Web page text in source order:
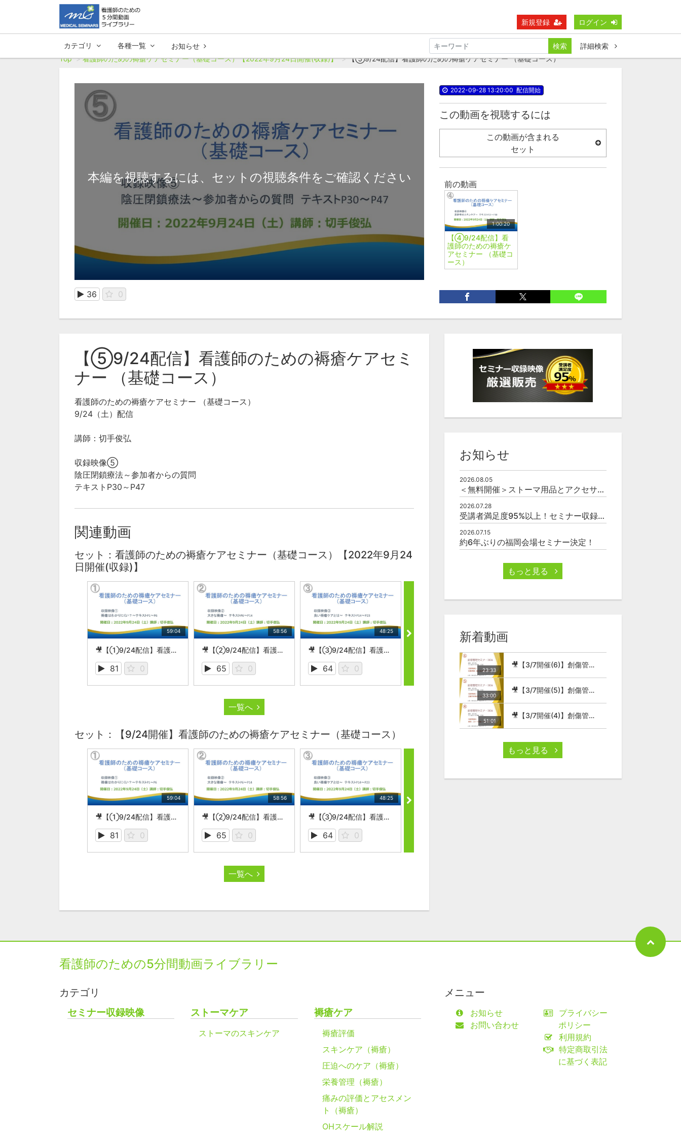
新規登録 ログイン
カテゴリ 各種一覧 お知らせ 検索
詳細検索
Top
看護師のための褥瘡ケアセミナー（基礎コース）【2022年9月24日開催(収録)】 【⑤9/24配信】看護師のための褥瘡ケアセミナー （基礎コース）
本編を視聴するには、セットの視聴条件をご確認ください
36 0
2022-09-28 13:20:00 配信開始
この動画を視聴するには
この動画が含まれる
セット
前の動画
1:00:20
【④9/24配信】看
護師のための褥瘡ケ
アセミナー （基礎コ
ース）
【⑤9/24配信】看護師のための褥瘡ケアセミ
ナー （基礎コース）
看護師のための褥瘡ケアセミナー （基礎コース）
9/24（土）配信
講師：切手俊弘
収録映像⑤
陰圧閉鎖療法～参加者からの質問
テキストP30～P47
関連動画
セット：看護師のための褥瘡ケアセミナー（基礎コース）【2022年9月24
日開催(収録)】
59:04
🎥【①9/24配信】看護師のための褥瘡ケアセミナー （基礎コース）
81 0
58:56
🎥【②9/24配信】看護師のための褥瘡ケアセミナー （基礎コース）
65 0
48:25
🎥【③9/24配信】看護師のための褥瘡ケアセミナー （基礎コース）
64 0
45:48
0 36 0
一覧へ
セット：【9/24開催】看護師のための褥瘡ケアセミナー（基礎コース）
59:04
🎥【①9/24配信】看護師のための褥瘡ケアセミナー （基礎コース）
81 0
58:56
🎥【②9/24配信】看護師のための褥瘡ケアセミナー （基礎コース）
65 0
48:25
🎥【③9/24配信】看護師のための褥瘡ケアセミナー （基礎コース）
64 0
一覧へ
お知らせ
2026.08.05
＜無料開催＞ストーマ用品とアクセサリーの使い方（オンライン）
2026.07.28
受講者満足度95%以上！セミナー収録映像の厳選販売
2026.07.15
約6年ぶりの福岡会場セミナー決定！
もっと見る
新着動画
23:33
🎥【3/7開催(6)】創傷管理セミナー2026
33:00
🎥【3/7開催(5)】創傷管理セミナー2026
51:01
🎥【3/7開催(4)】創傷管理セミナー2026
もっと見る
看護師のための5分間動画ライブラリー
カテゴリ
セミナー収録映像
ストーマケア
ストーマのスキンケア
褥瘡ケア
褥瘡評価
スキンケア（褥瘡）
圧迫へのケア（褥瘡）
栄養管理（褥瘡）
痛みの評価とアセスメン
ト（褥瘡）
OHスケール解説
メニュー
お知らせ
お問い合わせ
プライバシー
ポリシー
利用規約
特定商取引法
に基づく表記